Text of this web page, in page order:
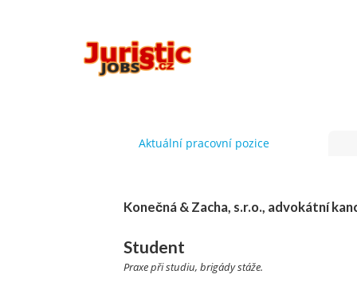
Aktuální pracovní pozice
Konečná & Zacha, s.r.o., advokátní
Student
Praxe při studiu, brigády stáže.